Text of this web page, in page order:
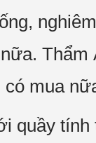
mua
quầy